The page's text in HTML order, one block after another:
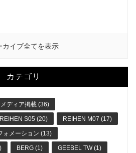
カイブ全てを表示
カテゴリ
メディア掲載 (36)
REIHEN S05 (20) REIHEN M07 (17)
ォメーション (13)
BERG (1) GEEBEL TW (1)